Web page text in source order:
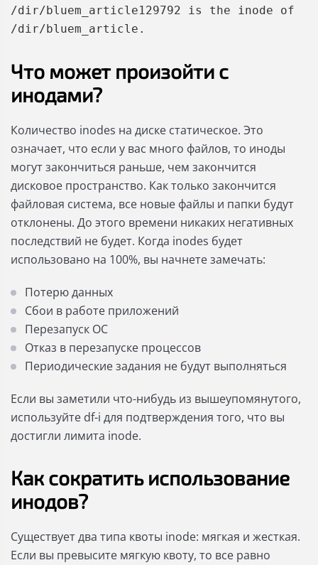
/dir/bluem_article129792 is the inode of
/dir/bluem_article.
Что может произойти с
инодами?
Количество inodes на диске статическое. Это
означает, что если у вас много файлов, то иноды
могут закончиться раньше, чем закончится
дисковое пространство. Как только закончится
файловая система, все новые файлы и папки будут
отклонены. До этого времени никаких негативных
последствий не будет. Когда inodes будет
использовано на 100%, вы начнете замечать:
Потерю данных
Сбои в работе приложений
Перезапуск ОС
Отказ в перезапуске процессов
Периодические задания не будут выполняться
Если вы заметили что-нибудь из вышеупомянутого,
используйте df-i для подтверждения того, что вы
достигли лимита inode.
Как сократить использование
инодов?
Существует два типа квоты inode: мягкая и жесткая.
Если вы превысите мягкую квоту, то все равно